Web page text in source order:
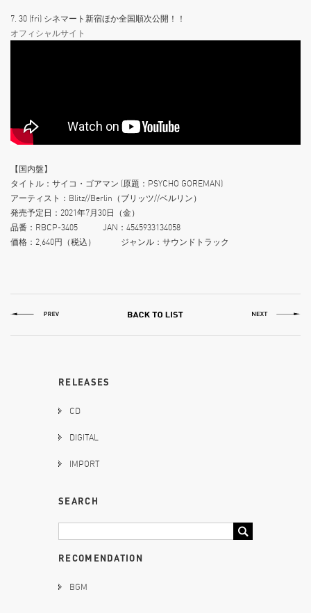
7. 30 (fri) シネマート新宿ほか全国順次公開！！
オフィシャルサイト
【国内盤】
タイトル：サイコ・ゴアマン (原題：PSYCHO GOREMAN)
アーティスト：Blitz//Berlin（ブリッツ//ベルリン）
発売予定日：2021年7月30日（金）
品番：RBCP-3405 JAN：4545933134058
価格：2,640円（税込） ジャンル：サウンドトラック
RELEASES
CD
DIGITAL
IMPORT
SEARCH
RECOMENDATION
BGM